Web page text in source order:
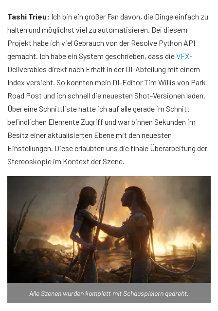
Tashi Trieu: Ich bin ein großer Fan davon, die Dinge einfach zu
halten und möglichst viel zu automatisieren. Bei diesem
Projekt habe ich viel Gebrauch von der Resolve Python API
gemacht. Ich habe ein System geschrieben, dass dieVFX-
Deliverables direkt nach Erhalt in der DI-Abteilung mit einem
Index versieht. So konnten mein DI-Editor Tim Willis von Park
Road Post und ich schnell die neuesten Shot-Versionen laden.
Über eine Schnittliste hatte ich auf alle gerade im Schnitt
befindlichen Elemente Zugriff und war binnen Sekunden im
Besitz einer aktualisierten Ebene mit den neuesten
Einstellungen. Diese erlaubten uns die finale Überarbeitung der
Stereoskopie im Kontext der Szene.
Alle Szenen wurden komplett mit Schauspielern gedreht.